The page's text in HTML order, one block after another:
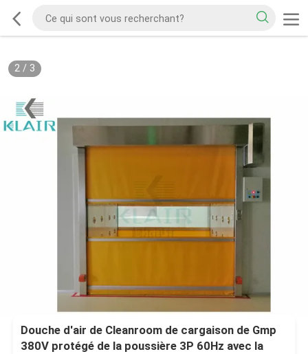
2/ 3
Douche d'air de Cleanroom de cargaison de Gmp
380V protégé de la poussière 3P 60Hz avec la